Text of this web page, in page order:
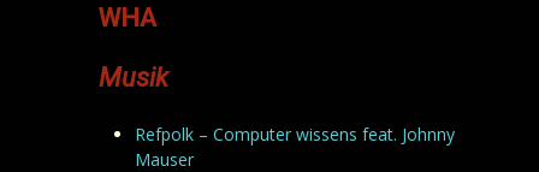
WHA
Musik
Refpolk – Computer wissens feat. Johnny
Mauser